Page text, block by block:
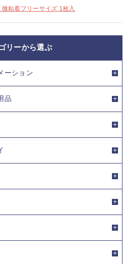
粘着フリーサイズ 1枚入
リーから選ぶ
ーション
品